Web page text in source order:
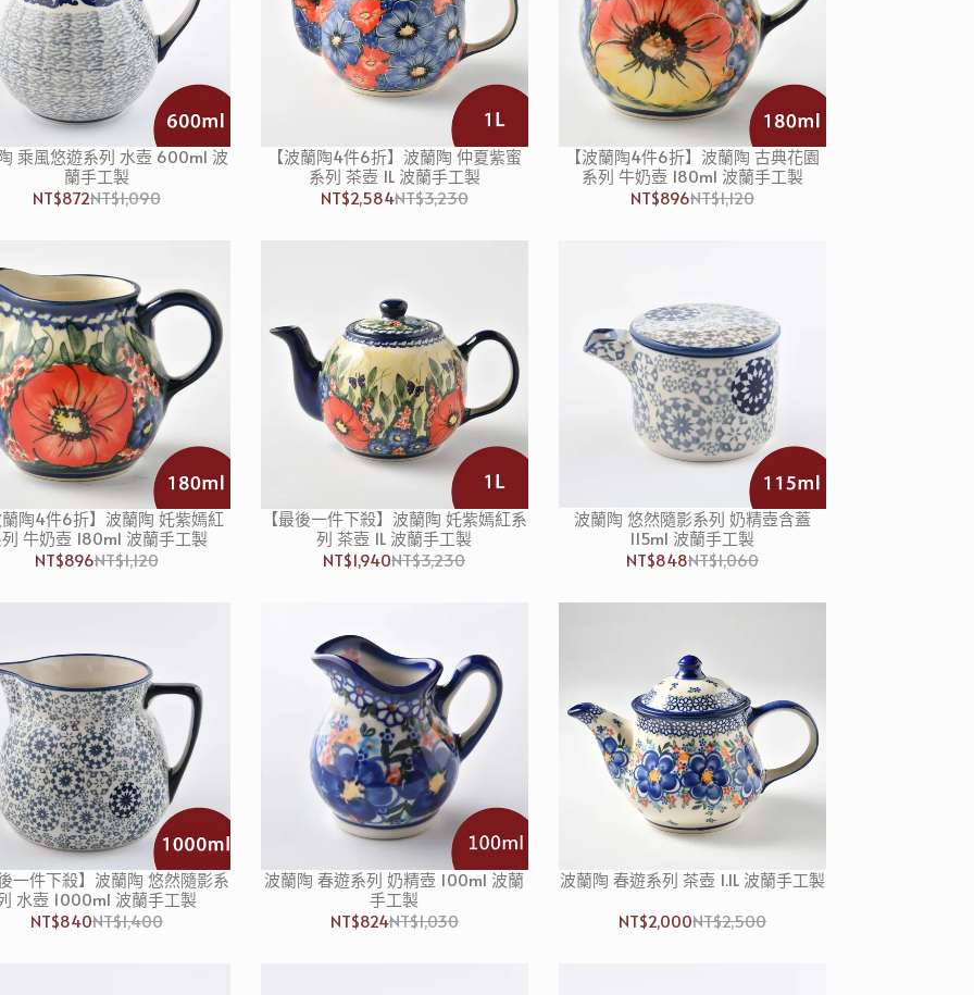
乘風悠遊系列 水壺 600ml 波
蘭手工製
NT$872NT$1,090
【波蘭陶4件6折】波蘭陶 仲夏紫蜜
系列 茶壺 1L 波蘭手工製
NT$2,584NT$3,230
【波蘭陶4件6折】波蘭陶 古典花園
系列 牛奶壺 180ml 波蘭手工製
NT$896NT$1,120
陶4件6折】波蘭陶 奼紫嫣紅
牛奶壺 180ml 波蘭手工製
NT$896NT$1,120
【最後一件下殺】波蘭陶 奼紫嫣紅系
列 茶壺 1L 波蘭手工製
NT$1,940NT$3,230
波蘭陶 悠然隨影系列 奶精壺含蓋
115ml 波蘭手工製
NT$848NT$1,060
一件下殺】波蘭陶 悠然隨影系
水壺 1000ml 波蘭手工製
NT$840NT$1,400
波蘭陶 春遊系列 奶精壺 100ml 波蘭
手工製
NT$824NT$1,030
波蘭陶 春遊系列 茶壺 1.1L 波蘭手工製
NT$2,000NT$2,500